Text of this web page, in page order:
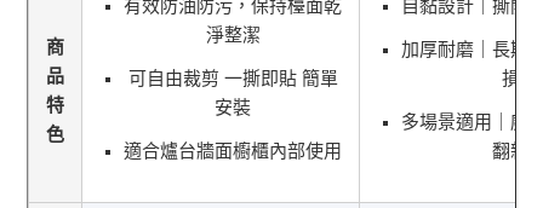
商
品
特
色
有效防油防污，保持檯面乾
淨整潔
可自由裁剪 一撕即貼 簡單
安裝
適合爐台牆面櫥櫃內部使用
自黏設計｜撕開
加厚耐磨｜長期
損
多場景適用｜廚
翻新